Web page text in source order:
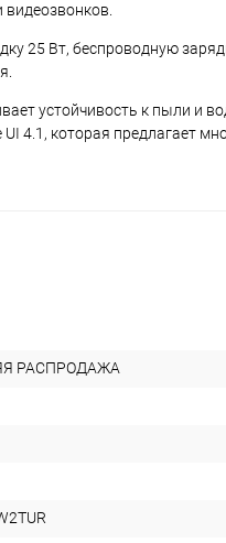
25 Вт, беспроводную
устойчивость к пыли и
4.1, которая предлагает
РАСПРОДАЖА